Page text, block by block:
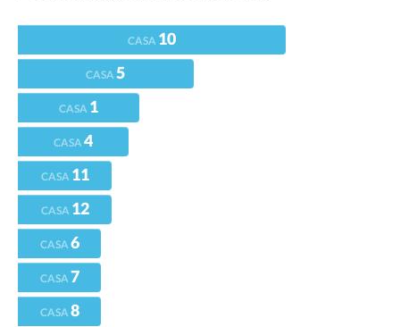
CASA 10
CASA5
CASA 1
CASA4
CASA 11
CASA 12
CASA6
CASA7
CASA8